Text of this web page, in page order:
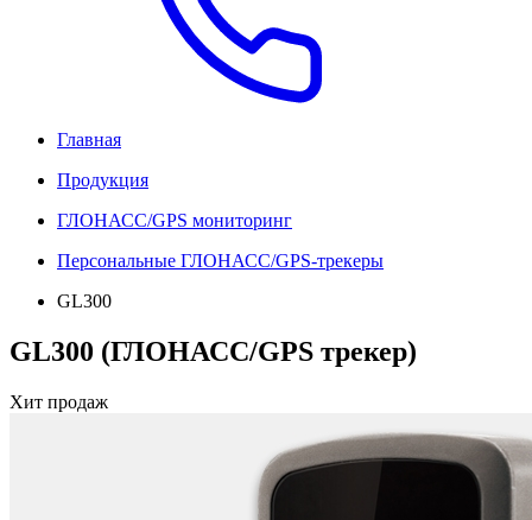
Главная
Продукция
ГЛОНАСС/GPS мониторинг
Персональные ГЛОНАСС/GPS-трекеры
GL300
GL300 (ГЛОНАСС/GPS трекер)
Хит продаж